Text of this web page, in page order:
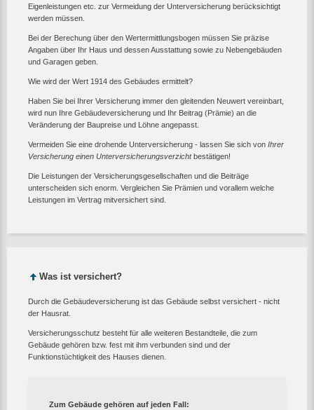
Eigenleistungen etc. zur Vermeidung der Unterversicherung berücksichtigt
werden müssen.
Bei der Berechung über den Wertermittlungsbogen müssen Sie präzise
Angaben über Ihr Haus und dessen Ausstattung sowie zu Nebengebäuden
und Garagen geben.
Wie wird der Wert 1914 des Gebäudes ermittelt?
Haben Sie bei Ihrer Versicherung immer den gleitenden Neuwert vereinbart,
wird nun Ihre Gebäudeversicherung und Ihr Beitrag (Prämie) an die
Veränderung der Baupreise und Löhne angepasst.
Vermeiden Sie eine drohende Unterversicherung - lassen Sie sich von Ihrer
Versicherung einen Unterversicherungsverzichtbestätigen!
Die Leistungen der Versicherungsgesellschaften und die Beiträge
unterscheiden sich enorm. Vergleichen Sie Prämien und vorallem welche
Leistungen im Vertrag mitversichert sind.
Was ist versichert?
Durch die Gebäudeversicherung ist das Gebäude selbst versichert - nicht
der Hausrat.
Versicherungsschutz besteht für alle weiteren Bestandteile, die zum
Gebäude gehören bzw. fest mit ihm verbunden sind und der
Funktionstüchtigkeit des Hauses dienen.
Zum Gebäude gehören auf jeden Fall: